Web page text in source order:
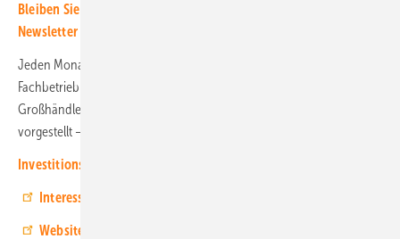
Bleiben Sie auf dem Laufenden, melden Sie sich für unseren
Newsletter an
Jeden Monat wird in der Videoreihe PV-Profi des Monats ein
Fachbetrieb aus dem Partnernetzwerk des norddeutschen
Großhändlers EWS und namhaften Herstellern der Branche
vorgestellt – auf YouTube und auf der Website. (HS)
Investitionsbooster: Ab sofort schnelle Abschreibung möglich
Interesse? Dann schauen Sie rein!
Website von Spalding Elektrotechnik